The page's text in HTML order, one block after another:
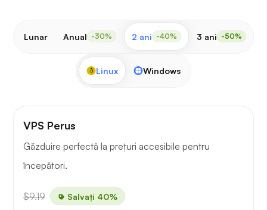
Lunar Anual -30% 2 ani -40% 3 ani -50%
Linux Windows
VPS Perus
Găzduire perfectă la prețuri accesibile pentru
începători.
$9.19 Salvați 40%